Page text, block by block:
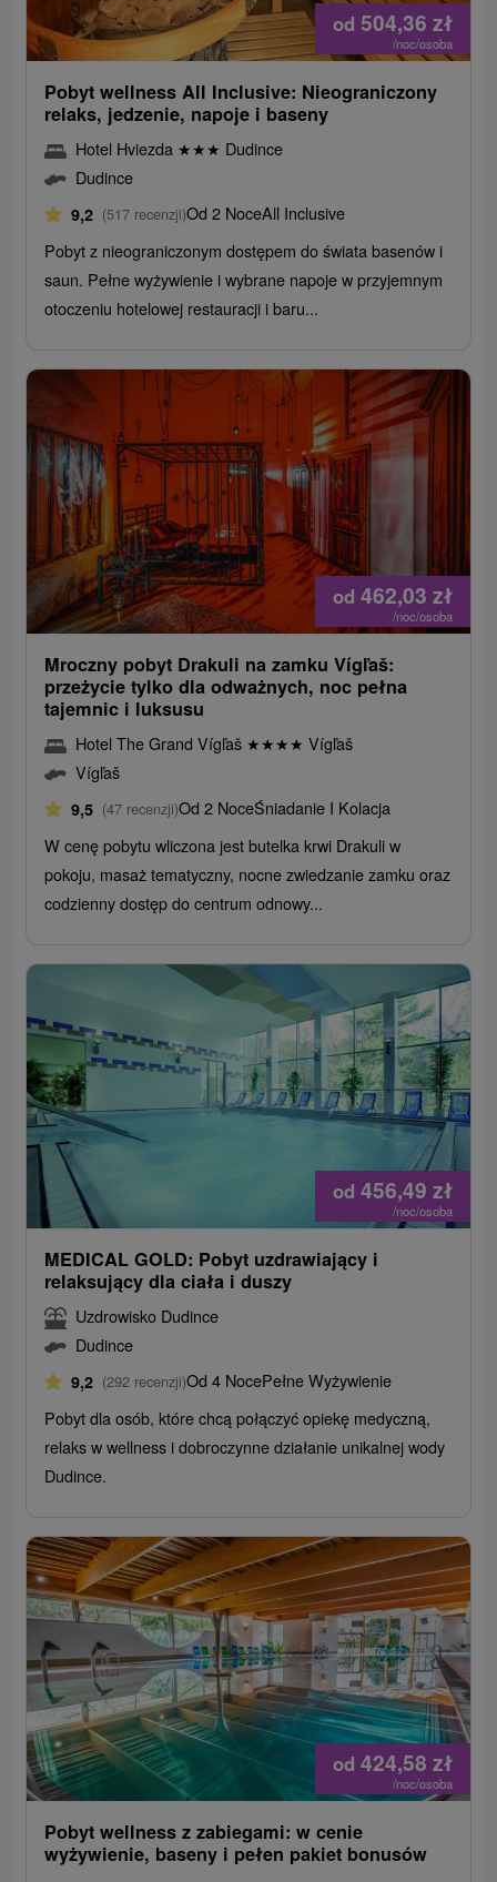
od 504,36 zł
/noc/osoba
Pobyt wellness All Inclusive: Nieograniczony
relaks, jedzenie, napoje i baseny
Hotel Hviezda ★★★ Dudince
Dudince
9,2 (517 recenzji)Od 2 NoceAll Inclusive
Pobyt z nieograniczonym dostępem do świata basenów i
saun. Pełne wyżywienie i wybrane napoje w przyjemnym
otoczeniu hotelowej restauracji i baru...
od 462,03 zł
/noc/osoba
Mroczny pobyt Drakuli na zamku Vígľaš:
przeżycie tylko dla odważnych, noc pełna
tajemnic i luksusu
Hotel The Grand Vígľaš ★★★★ Vígľaš
Vígľaš
9,5 (47 recenzji)Od 2 NoceŚniadanie I Kolacja
W cenę pobytu wliczona jest butelka krwi Drakuli w
pokoju, masaż tematyczny, nocne zwiedzanie zamku oraz
codzienny dostęp do centrum odnowy...
od 456,49 zł
/noc/osoba
MEDICAL GOLD: Pobyt uzdrawiający i
relaksujący dla ciała i duszy
Uzdrowisko Dudince
Dudince
9,2 (292 recenzji)Od 4 NocePełne Wyżywienie
Pobyt dla osób, które chcą połączyć opiekę medyczną,
relaks w wellness i dobroczynne działanie unikalnej wody
Dudince.
od 424,58 zł
/noc/osoba
Pobyt wellness z zabiegami: w cenie
wyżywienie, baseny i pełen pakiet bonusów